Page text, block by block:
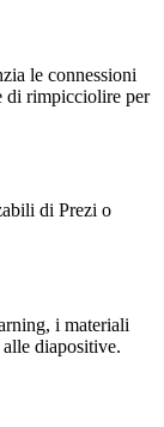
le connessioni
di rimpicciolire per
di Prezi o
i materiali
diapositive.